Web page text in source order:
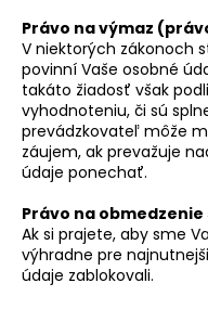
Právo na výmaz
V niektorých zákonoch
povinní Vaše osobné
takáto žiadosť však
vyhodnoteniu, či sú
prevádzkovateľ môže
záujem, ak prevažuje
údaje ponechať.
Právo na
Ak si prajete, aby sme
výhradne pre
údaje zablokovali.